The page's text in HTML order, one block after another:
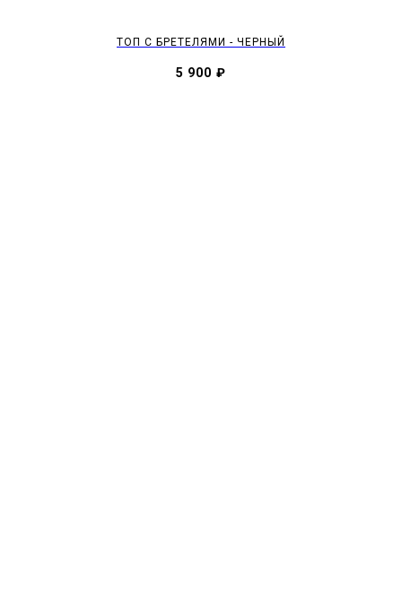
ТОП С БРЕТЕЛЯМИ - ЧЕРНЫЙ
5 900 ₽